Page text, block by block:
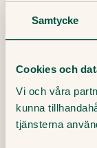
Samtycke
Cookies och
Vi och våra
kunna
tjänsterna
Det här
och så